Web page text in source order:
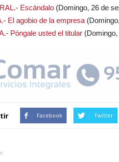
Escándalo (Domingo, 26 de
El agobio de la empresa
Póngale usted el titular
Facebook Twitter